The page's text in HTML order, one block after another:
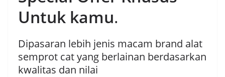
Untuk kamu.
Dipasaran lebih jenis macam brand alat
semprot cat yang berlainan berdasarkan
kwalitas dan nilai